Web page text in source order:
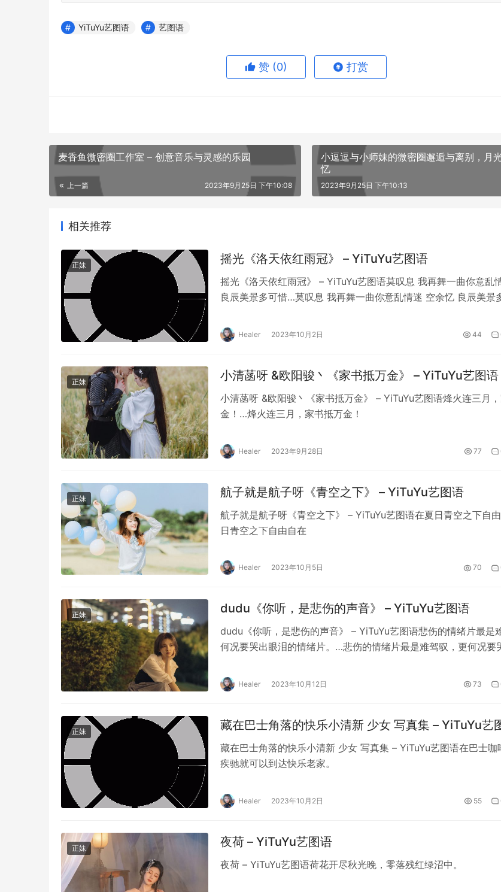
YiTuYu艺图语 艺图语
赞 (0) 打赏
麦香鱼微密圈工作室 – 创意音乐与灵感的乐园
上一篇 2023年9月25日 下午10:08
小逗逗与小师妹的微密圈邂逅与离别，月
忆
2023年9月25日 下午10:13
相关推荐
正妹 摇光《洛天依红雨冠》 – YiTuYu艺图语
摇光《洛天依红雨冠》 – YiTuYu艺图语莫叹息 我再舞一曲你意乱
良辰美景多可惜…莫叹息 我再舞一曲你意乱情迷 空余忆 良辰美景
Healer 2023年10月2日 44
正妹 小清菡呀 &欧阳骏丶《家书抵万金》 – YiTuYu艺图语
小清菡呀 &欧阳骏丶《家书抵万金》 – YiTuYu艺图语烽火连三月
金！…烽火连三月，家书抵万金！
Healer 2023年9月28日 77
正妹 航子就是航子呀《青空之下》 – YiTuYu艺图语
航子就是航子呀《青空之下》 – YiTuYu艺图语在夏日青空之下自
日青空之下自由自在
Healer 2023年10月5日 70
正妹 dudu《你听，是悲伤的声音》 – YiTuYu艺图语
dudu《你听，是悲伤的声音》 – YiTuYu艺图语悲伤的情绪片最是
何况要哭出眼泪的情绪片。…悲伤的情绪片最是难驾驭，更何况要
Healer 2023年10月12日 73
正妹 藏在巴士角落的快乐小清新 少女 写真集 – YiTuYu艺
藏在巴士角落的快乐小清新 少女 写真集 – YiTuYu艺图语在巴士咖
疾驰就可以到达快乐老家。
Healer 2023年10月2日 55
正妹 夜荷 – YiTuYu艺图语
夜荷 – YiTuYu艺图语荷花开尽秋光晚，零落残红绿沼中。